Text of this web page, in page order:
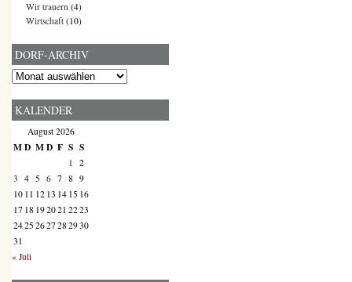
Wir trauern (4)
Wirtschaft (10)
DORF-ARCHIV
Dorf-
KALENDER
August 2026
MD MD F S S
1 2
3 4 5 6 7 8 9
10 11 12 13 14 15 16
17 18 192021 2223
2425 2627 28 2930
31
« Juli